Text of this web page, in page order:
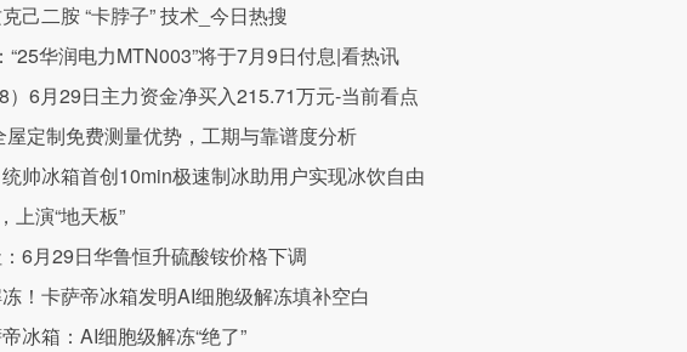
己二胺 “卡脖子” 技术_今日热搜
“25华润电力MTN003”将于7月9日付息|看热讯
）6月29日主力资金净买入215.71万元-当前看点
屋定制免费测量优势，工期与靠谱度分析
帅冰箱首创10min极速制冰助用户实现冰饮自由
上演“地天板”
6月29日华鲁恒升硫酸铵价格下调
！卡萨帝冰箱发明AI细胞级解冻填补空白
冰箱：AI细胞级解冻“绝了”